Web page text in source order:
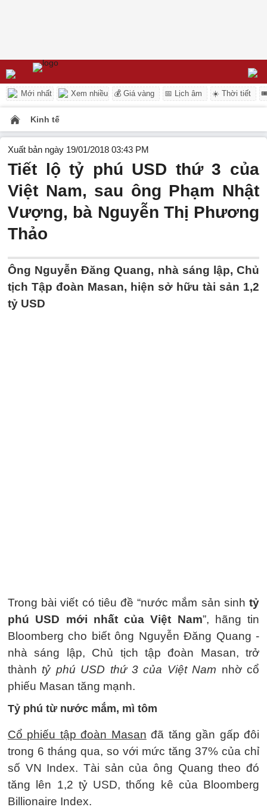
Mới nhất Xem nhiều 💰 Giá vàng 📅 Lịch âm ☀️ Thời tiết
Kinh tế
Xuất bản ngày 19/01/2018 03:43 PM
Tiết lộ tỷ phú USD thứ 3 của
Việt Nam, sau ông Phạm Nhật
Vượng, bà Nguyễn Thị Phương
Thảo
Ông Nguyễn Đăng Quang, nhà sáng lập, Chủ
tịch Tập đoàn Masan, hiện sở hữu tài sản 1,2
tỷ USD
Trong bài viết có tiêu đề “nước mắm sản sinh tỷ
phú USD mới nhất của Việt Nam”, hãng tin
Bloomberg cho biết ông Nguyễn Đăng Quang -
nhà sáng lập, Chủ tịch tập đoàn Masan, trở
thành tỷ phú USD thứ 3 của Việt Nam nhờ cổ
phiếu Masan tăng mạnh.
Tỷ phú từ nước mắm, mì tôm
Cổ phiếu tập đoàn Masan đã tăng gần gấp đôi
trong 6 tháng qua, so với mức tăng 37% của chỉ
số VN Index. Tài sản của ông Quang theo đó
tăng lên 1,2 tỷ USD, thống kê của Bloomberg
Billionaire Index.